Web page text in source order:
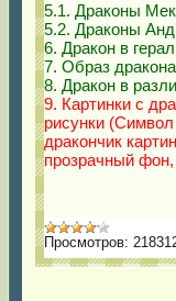
5.1. Драконы
5.2. Драконы Анд
6. Дракон в
7. Образ
8. Дракон в
9. Картинки с
рисунки
дракончик
прозрачный
Просмотров: